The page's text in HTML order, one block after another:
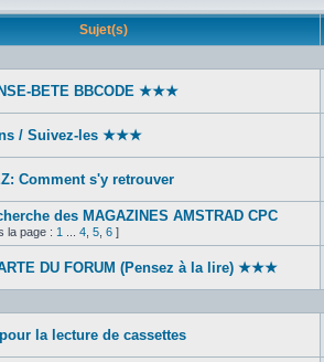
Sujet(s)
BETE BBCODE ★★★
/ Suivez-les ★★★
Comment s'y retrouver‎
des MAGAZINES AMSTRAD CPC
la page : 1 4 5 6 ]
DU FORUM (Pensez à la lire) ★★★
la lecture de cassettes